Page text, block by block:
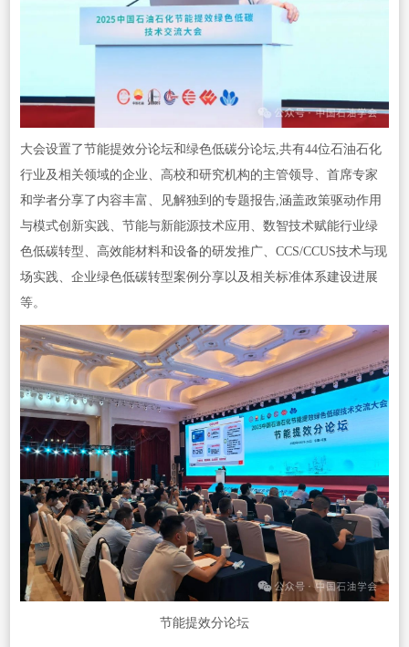
大会设置了节能提效分论坛和绿色低碳分论坛,共有44位石油石化
行业及相关领域的企业、高校和研究机构的主管领导、首席专家
和学者分享了内容丰富、见解独到的专题报告,涵盖政策驱动作用
与模式创新实践、节能与新能源技术应用、数智技术赋能行业绿
色低碳转型、高效能材料和设备的研发推广、CCS/CCUS技术与现
场实践、企业绿色低碳转型案例分享以及相关标准体系建设进展
等。
节能提效分论坛